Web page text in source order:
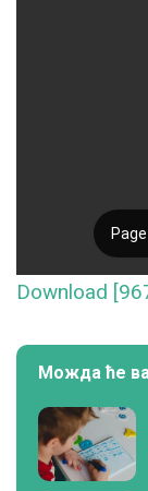
Download
Можда ће